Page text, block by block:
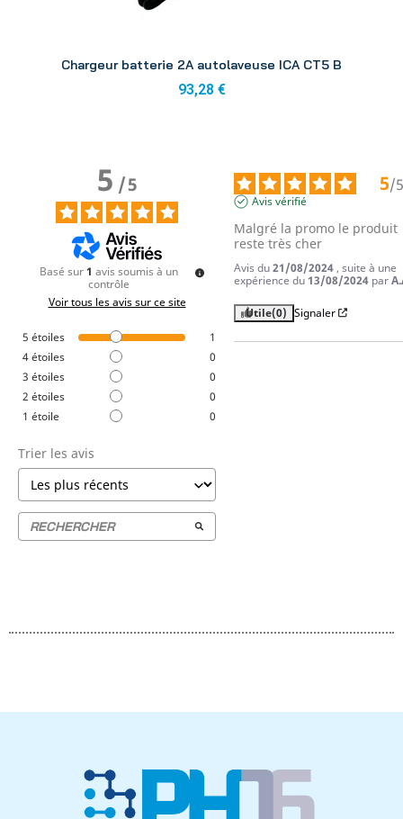
Chargeur batterie 2A autolaveuse ICA CT5 B
93,28 €
5/5
Basé sur1 avis soumis à un
contrôle
Voir tous les avis sur ce site
5 étoiles
1
4étoiles
0
3 étoiles
0
2 étoiles
0
1 étoile 0
Trier les avis
5/5
Avis vérifié
Malgré la promo le produit
reste très cher
Avis du21/08/2024, suite à une
expérience du13/08/2024 par
Utile(0) Signaler